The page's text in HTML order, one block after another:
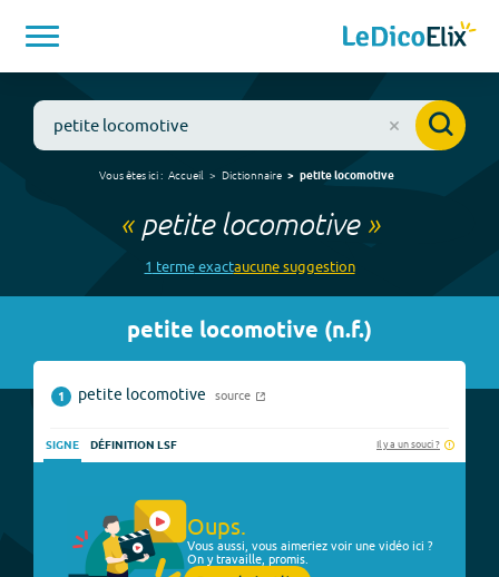
Vous êtes ici : Accueil Dictionnaire petite locomotive
« petite locomotive»
1 termeexactaucunesuggestion
petite locomotive (n.f.)
1 petite locomotive source
SIGNE DÉFINITION LSF Il y a un souci ?
Oups.
Vous aussi, vous aimeriez voir une vidéo ici ?
On y travaille, promis.